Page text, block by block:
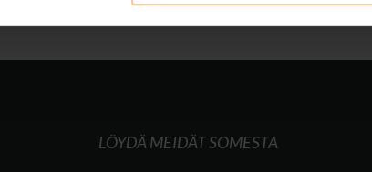
LÖYDÄ MEIDÄT SOMESTA